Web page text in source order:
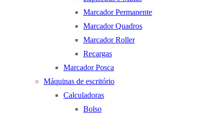
Marcador Permanente
Marcador Quadros
Marcador Roller
Recargas
Marcador Posca
Máquinas de escritório
Calculadoras
Bolso